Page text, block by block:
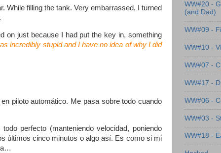
While filling the tank. Very embarrassed, I turned
on just because I had put the key in, something
incredibly stupid and I have no idea of why I did
piloto automático. Me pasa sobre todo cuando
perfecto (manteniendo velocidad, poniendo
últimos cinco minutos o algo así. Es como si mi
WW#20 -
(and Dad)
WW#09 -
WW#10 -
WW#07 -
WW#17 -
WW#06 -
WW#03 -
WW#18 -